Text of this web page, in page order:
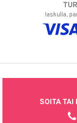
laskulla,
SOITA TAI